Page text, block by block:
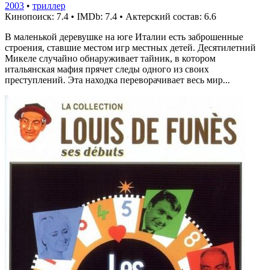
2003 • триллер
Кинопоиск: 7.4 • IMDb: 7.4 • Актерский состав: 6.6
В маленькой деревушке на юге Италии есть заброшенные
строения, ставшие местом игр местных детей. Десятилетний
Микеле случайно обнаруживает тайник, в котором
итальянская мафия прячет следы одного из своих
преступлений. Эта находка переворачивает весь мир...